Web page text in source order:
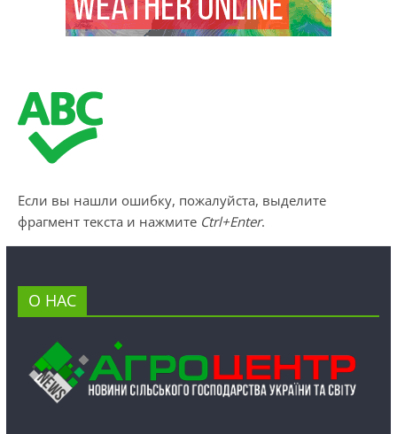
Если вы нашли ошибку, пожалуйста, выделите
фрагмент текста и нажмите Ctrl+Enter.
О НАС